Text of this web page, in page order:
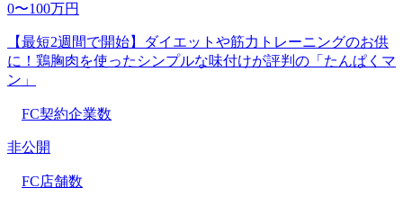
0〜100万円
【最短2週間で開始】ダイエットや筋力トレーニングのお供
に！鶏胸肉を使ったシンプルな味付けが評判の「たんぱくマ
ン」
FC契約企業数
非公開
FC店舗数